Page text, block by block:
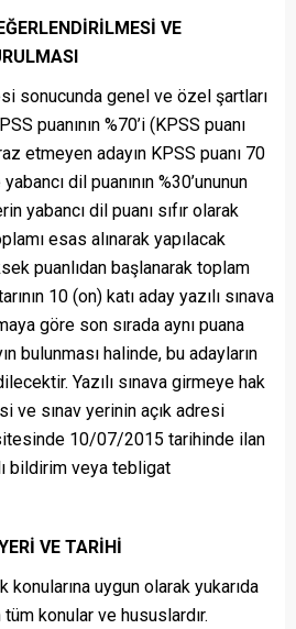
VE
sonucunda genel ve özel şartları
puanının %70’i (KPSS puanı
etmeyen adayın KPSS puanı 70
dil puanının %30’ununun
yabancı dil puanı sıfır olarak
esas alınarak yapılacak
puanlıdan başlanarak toplam
10 (on) katı aday yazılı sınava
göre son sırada aynı puana
bulunması halinde, bu adayların
Yazılı sınava girmeye hak
ve sınav yerinin açık adresi
10/07/2015 tarihinde ilan
bildirim veya tebligat
VE TARİHİ
konularına uygun olarak yukarıda
konular ve hususlardır.